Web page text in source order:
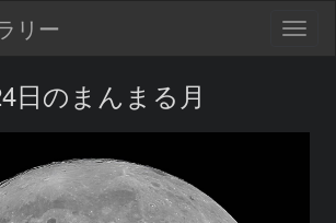
リー
日のまんまる月